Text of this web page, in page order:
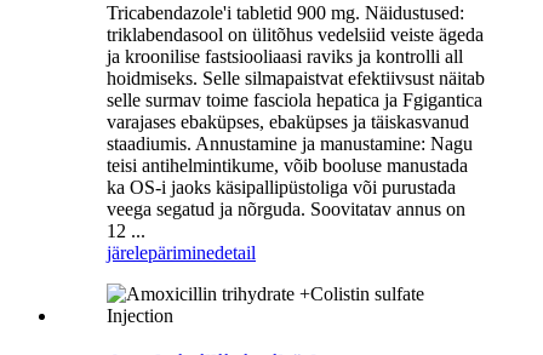
Tricabendazole'i ​​tabletid 900 mg. Näidustused:
triklabendasool on ülitõhus vedelsiid veiste ägeda
ja kroonilise fastsiooliaasi raviks ja kontrolli all
hoidmiseks. Selle silmapaistvat efektiivsust näitab
selle surmav toime fasciola hepatica ja Fgigantica
varajases ebaküpses, ebaküpses ja täiskasvanud
staadiumis. Annustamine ja manustamine: Nagu
teisi antihelmintikume, võib booluse manustada
ka OS-i jaoks käsipallipüstoliga või purustada
veega segatud ja nõrguda. Soovitatav annus on
12 ...
järelepäriminedetail